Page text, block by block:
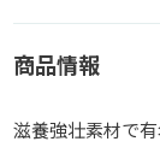
商品情報
滋養強壮素材で